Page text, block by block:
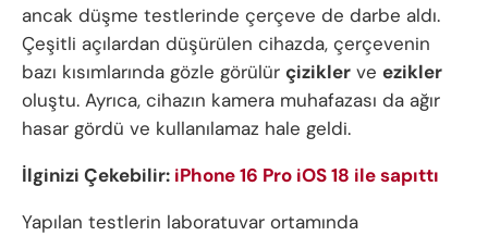
ancak düşme testlerinde çerçeve de darbe aldı.
Çeşitli açılardan düşürülen cihazda, çerçevenin
bazı kısımlarında gözle görülür çizikler ve ezikler
oluştu. Ayrıca, cihazın kamera muhafazası da ağır
hasar gördü ve kullanılamaz hale geldi.
İlginizi Çekebilir: iPhone 16 Pro iOS 18 ile sapıttı
Yapılan testlerin laboratuvar ortamında